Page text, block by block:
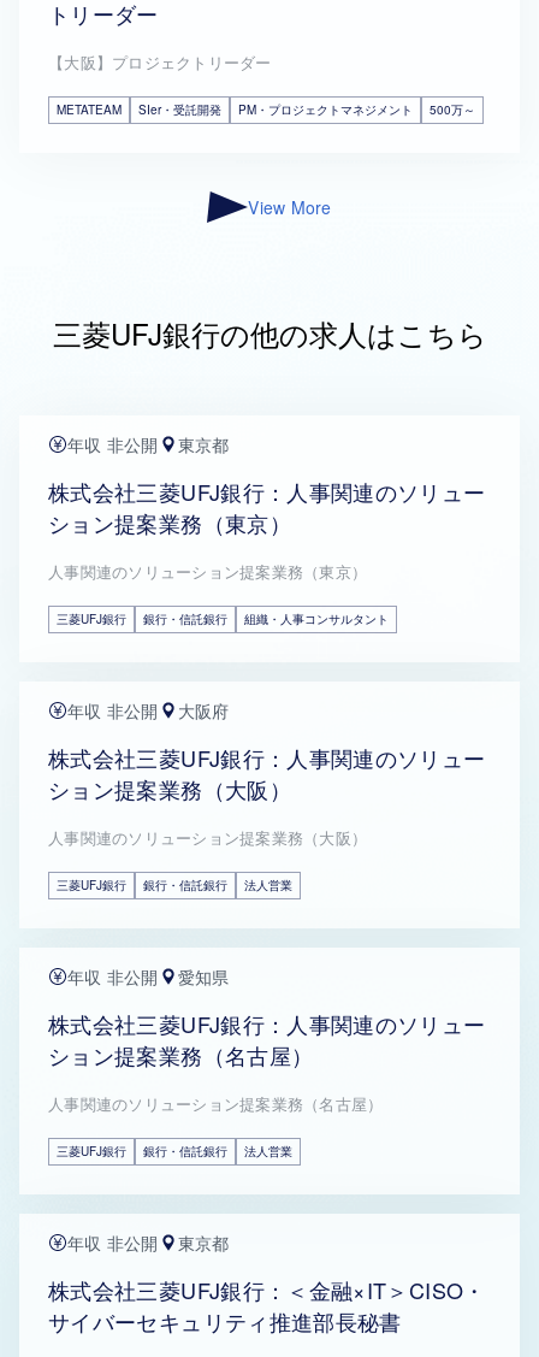
トリーダー
【大阪】プロジェクトリーダー
METATEAM SIer・受託開発 PM・プロジェクトマネジメント 500万～
View More
三菱UFJ銀行の他の求人はこちら
年収 非公開 東京都
株式会社三菱UFJ銀行：人事関連のソリュー
ション提案業務（東京）
人事関連のソリューション提案業務（東京）
三菱UFJ銀行 銀行・信託銀行 組織・人事コンサルタント
年収 非公開 大阪府
株式会社三菱UFJ銀行：人事関連のソリュー
ション提案業務（大阪）
人事関連のソリューション提案業務（大阪）
三菱UFJ銀行 銀行・信託銀行 法人営業
年収 非公開 愛知県
株式会社三菱UFJ銀行：人事関連のソリュー
ション提案業務（名古屋）
人事関連のソリューション提案業務（名古屋）
三菱UFJ銀行 銀行・信託銀行 法人営業
年収 非公開 東京都
株式会社三菱UFJ銀行：＜金融×IT＞CISO・
サイバーセキュリティ推進部長秘書